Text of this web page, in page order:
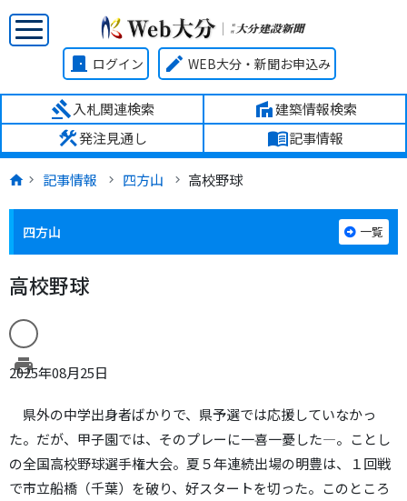
door_front ログイン edit WEB大分・新聞お申込み
gavel入札関連検索 villa建築情報検索
construction発注見通し menu_book記事情報
記事情報 四方山 高校野球
四方山 一覧
高校野球
print
2025年08月25日
県外の中学出身者ばかりで、県予選では応援していなかっ
た。だが、甲子園では、そのプレーに一喜一憂した―。ことし
の全国高校野球選手権大会。夏５年連続出場の明豊は、１回戦
で市立船橋（千葉）を破り、好スタートを切った。このところ